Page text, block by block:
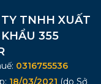
TY TNHH XUẤT
355
0316755536
18/03/2021 (do Sở